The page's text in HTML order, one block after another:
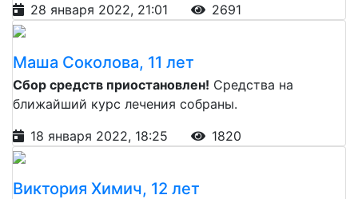
28 января 2022, 21:01
2691
Маша Соколова, 11 лет
Сбор средств приостановлен! Средства на
ближайший курс лечения собраны.
18 января 2022, 18:25
1820
Виктория Химич, 12 лет